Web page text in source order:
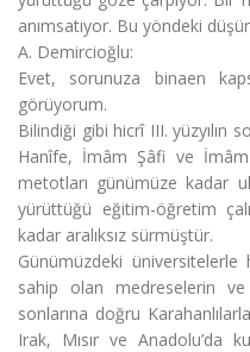
anımsatıyor. Bu yöndeki
A. Demircioğlu:
Evet, sorunuza binaen
görüyorum.
Bilindiği gibi hicrî III. yüzyılın
Hanîfe, İmâm Şâfi ve
metotları günümüze kadar
yürüttüğü eğitim-öğretim
kadar aralıksız sürmüştür.
Günümüzdeki
sahip olan medreselerin ve
sonlarına doğru
Irak, Mısır ve Anadolu’da